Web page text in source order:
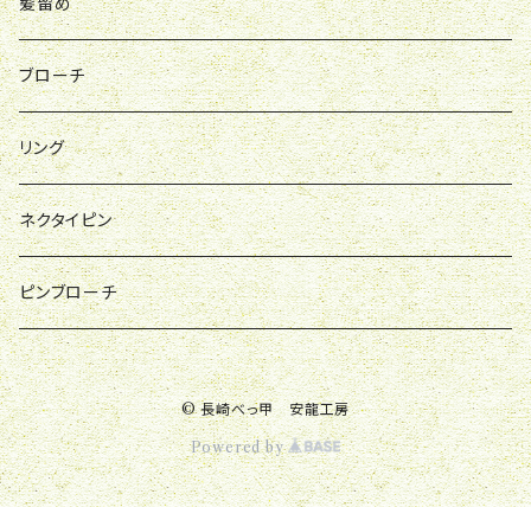
ブローチ
リング
ネクタイピン
ピンブローチ
© 長崎べっ甲 安龍工房
Powered by